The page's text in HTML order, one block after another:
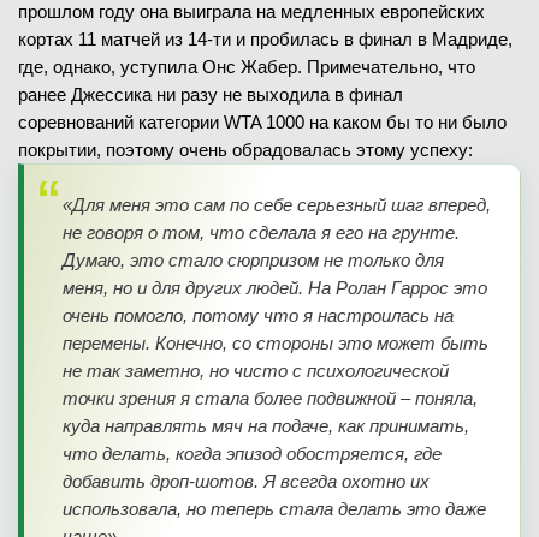
прошлом году она выиграла на медленных европейских
кортах 11 матчей из 14-ти и пробилась в финал в Мадриде,
где, однако, уступила Онс Жабер. Примечательно, что
ранее Джессика ни разу не выходила в финал
соревнований категории WTA 1000 на каком бы то ни было
покрытии, поэтому очень обрадовалась этому успеху:
«Для меня это сам по себе серьезный шаг вперед,
не говоря о том, что сделала я его на грунте.
Думаю, это стало сюрпризом не только для
меня, но и для других людей. На Ролан Гаррос это
очень помогло, потому что я настроилась на
перемены. Конечно, со стороны это может быть
не так заметно, но чисто с психологической
точки зрения я стала более подвижной – поняла,
куда направлять мяч на подаче, как принимать,
что делать, когда эпизод обостряется, где
добавить дроп-шотов. Я всегда охотно их
использовала, но теперь стала делать это даже